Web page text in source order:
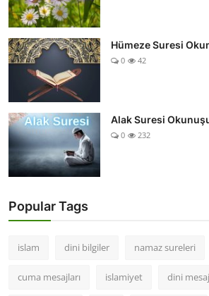
Hümeze Suresi
0 42
Alak Suresi
0 232
Popular Tags
islam dini bilgiler namaz sureleri
cuma mesajları islamiyet dini